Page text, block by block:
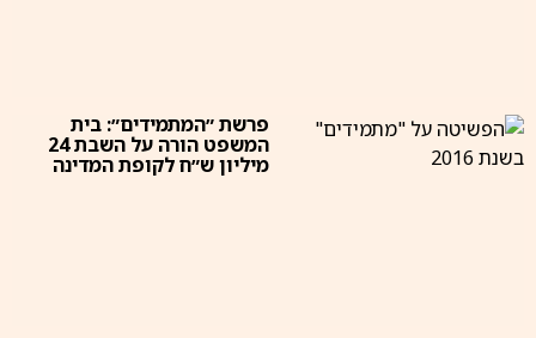
פרשת ״המתמידים״: בית
המשפט הורה על השבת 24
מיליון ש״ח לקופת המדינה